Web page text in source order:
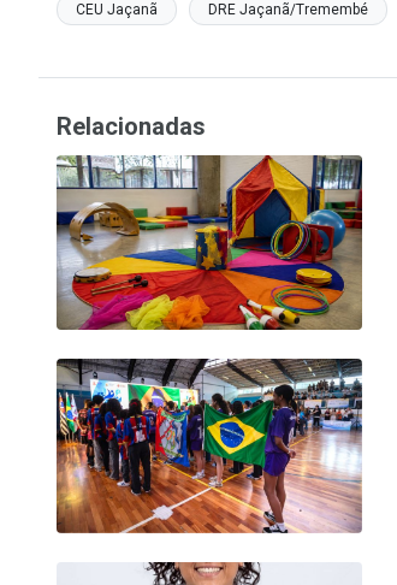
CEU Jaçanã DRE Jaçanã/Tremembé
Relacionadas